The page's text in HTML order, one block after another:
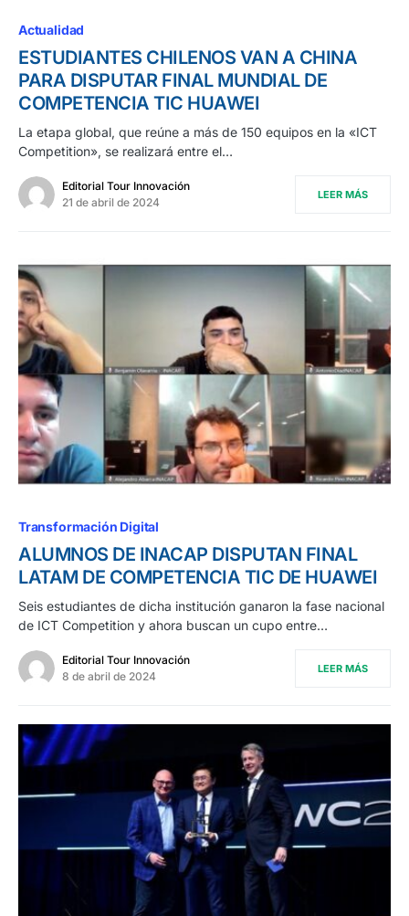
Actualidad
ESTUDIANTES CHILENOS VAN A CHINA
PARA DISPUTAR FINAL MUNDIAL DE
COMPETENCIA TIC HUAWEI
La etapa global, que reúne a más de 150 equipos en la «ICT
Competition», se realizará entre el…
Editorial Tour Innovación
21 de abril de 2024
LEER MÁS
Transformación Digital
ALUMNOS DE INACAP DISPUTAN FINAL
LATAM DE COMPETENCIA TIC DE HUAWEI
Seis estudiantes de dicha institución ganaron la fase nacional
de ICT Competition y ahora buscan un cupo entre…
Editorial Tour Innovación
8 de abril de 2024
LEER MÁS